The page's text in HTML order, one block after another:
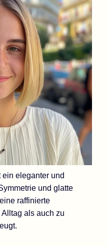
eleganter und
und glatte
raffinierte
als auch zu